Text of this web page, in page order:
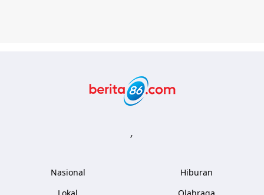
,
Nasional
Hiburan